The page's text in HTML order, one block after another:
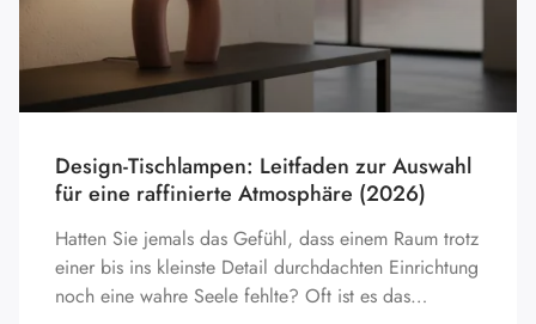
Design-Tischlampen: Leitfaden zur Auswahl
für eine raffinierte Atmosphäre (2026)
Hatten Sie jemals das Gefühl, dass einem Raum trotz
einer bis ins kleinste Detail durchdachten Einrichtung
noch eine wahre Seele fehlte? Oft ist es das…